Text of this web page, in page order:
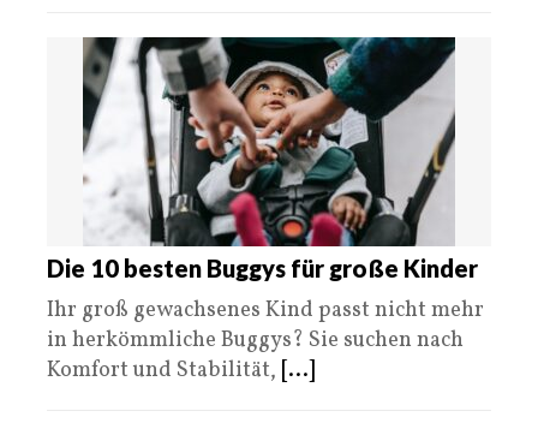
Die 10 besten Buggys für große Kinder
Ihr groß gewachsenes Kind passt nicht mehr
in herkömmliche Buggys? Sie suchen nach
Komfort und Stabilität, [...]